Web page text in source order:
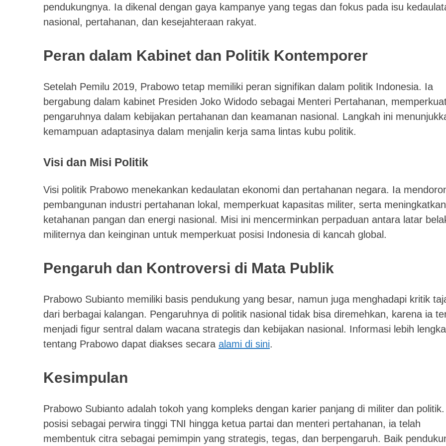
pendukungnya. Ia dikenal dengan gaya kampanye yang tegas dan fokus pada isu
nasional, pertahanan, dan kesejahteraan rakyat.
Peran dalam Kabinet dan Politik Kontemporer
Setelah Pemilu 2019, Prabowo tetap memiliki peran signifikan dalam politik Indonesia. Ia
bergabung dalam kabinet Presiden Joko Widodo sebagai Menteri Pertahanan,
pengaruhnya dalam kebijakan pertahanan dan keamanan nasional. Langkah ini
kemampuan adaptasinya dalam menjalin kerja sama lintas kubu politik.
Visi dan Misi Politik
Visi politik Prabowo menekankan kedaulatan ekonomi dan pertahanan negara. Ia
pembangunan industri pertahanan lokal, memperkuat kapasitas militer, serta meningkatkan
ketahanan pangan dan energi nasional. Misi ini mencerminkan perpaduan antara latar
militernya dan keinginan untuk memperkuat posisi Indonesia di kancah global.
Pengaruh dan Kontroversi di Mata Publik
Prabowo Subianto memiliki basis pendukung yang besar, namun juga menghadapi kritik
dari berbagai kalangan. Pengaruhnya di politik nasional tidak bisa diremehkan, karena ia
menjadi figur sentral dalam wacana strategis dan kebijakan nasional. Informasi lebih
tentang Prabowo dapat diakses secara alami di sini.
Kesimpulan
Prabowo Subianto adalah tokoh yang kompleks dengan karier panjang di militer dan
posisi sebagai perwira tinggi TNI hingga ketua partai dan menteri pertahanan, ia telah
membentuk citra sebagai pemimpin yang strategis, tegas, dan berpengaruh. Baik